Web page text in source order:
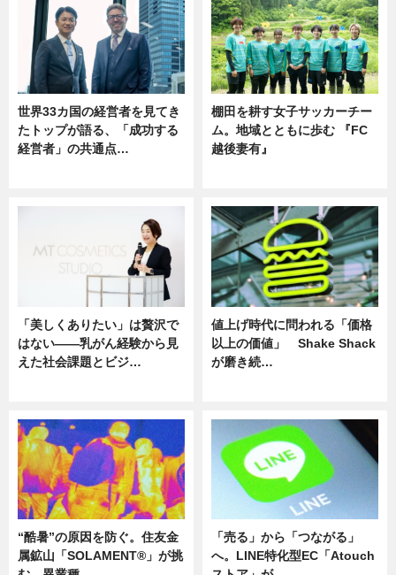
世界33カ国の経営者を見てき
たトップが語る、「成功する
経営者」の共通点…
棚田を耕す女子サッカーチー
ム。地域とともに歩む 『FC
越後妻有』
「美しくありたい」は贅沢で
はない――乳がん経験から見
えた社会課題とビジ…
値上げ時代に問われる「価格
以上の価値」 Shake Shack
が磨き続…
“酷暑”の原因を防ぐ。住友金
属鉱山「SOLAMENT®」が挑
「売る」から「つながる」
へ。LINE特化型EC「Atouch